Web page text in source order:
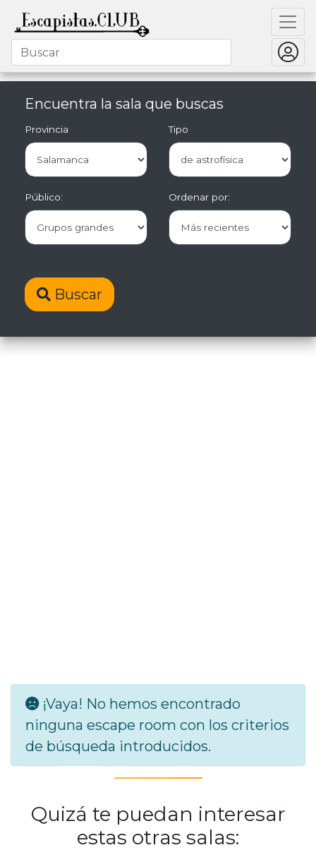
Encuentra la sala que buscas
Provincia Tipo
Público: Ordenar por:
Buscar
¡Vaya! No hemos encontrado
ninguna escape room con los criterios
de búsqueda introducidos.
Quizá te puedan interesar
estas otras salas: